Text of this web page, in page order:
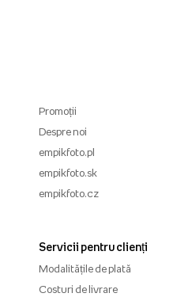
Promoții
Despre noi
empikfoto.pl
empikfoto.sk
empikfoto.cz
Servicii pentru clienți
Modalitățile de plată
Costuri de livrare